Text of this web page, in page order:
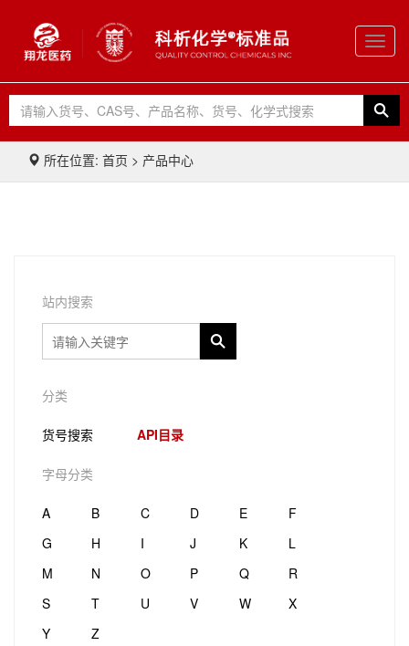
所在位置: 首页 > 产品中心
站内搜索
分类
货号搜索 API目录
字母分类
A B C D E
F
G
H I J K
L
M
N O P Q
R
S
T U V W
X
Y
Z